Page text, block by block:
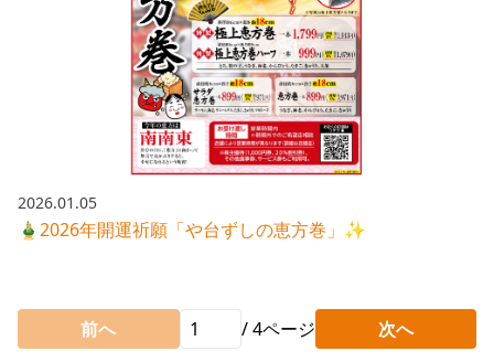
2026.01.05
🎍2026年開運祈願「や台ずしの恵方巻」✨
前へ /4ページ 次へ